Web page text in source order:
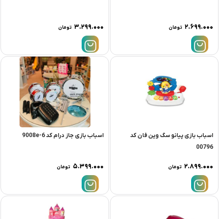
۲.۶۹۹.۰۰۰ تومان ۳.۲۹۹.۰۰۰ تومان
اسباب بازی پیانو سگ وین فان کد
00796
۲.۸۹۹.۰۰۰ تومان
اسباب بازی جاز درام کد 9008e-6
۵.۳۹۹.۰۰۰ تومان